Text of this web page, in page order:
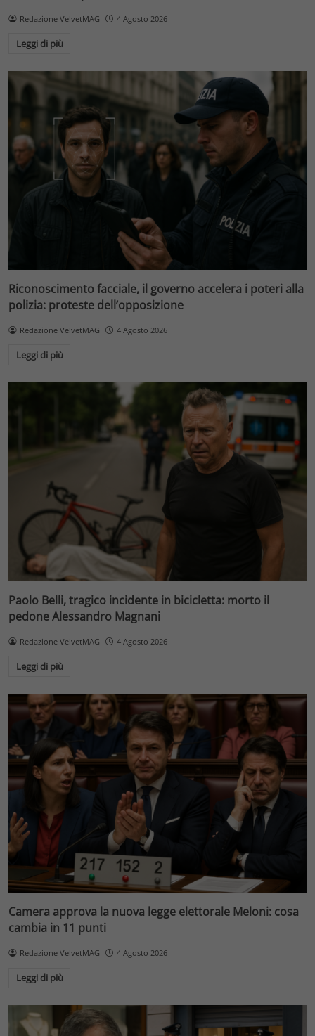
Redazione VelvetMAG 4 Agosto 2026
Leggi di più
Riconoscimento facciale, il governo accelera i poteri alla
polizia: proteste dell’opposizione
Redazione VelvetMAG 4 Agosto 2026
Leggi di più
Paolo Belli, tragico incidente in bicicletta: morto il
pedone Alessandro Magnani
Redazione VelvetMAG 4 Agosto 2026
Leggi di più
Camera approva la nuova legge elettorale Meloni: cosa
cambia in 11 punti
Redazione VelvetMAG 4 Agosto 2026
Leggi di più